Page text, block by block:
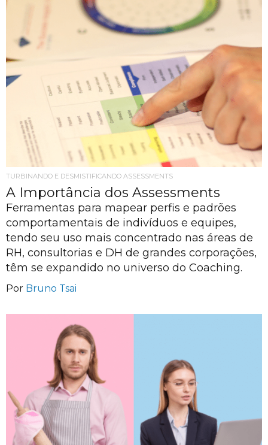
TURBINANDO E DESMISTIFICANDO ASSESSMENTS
A Importância dos Assessments
Ferramentas para mapear perfis e padrões
comportamentais de indivíduos e equipes,
tendo seu uso mais concentrado nas áreas de
RH, consultorias e DH de grandes corporações,
têm se expandido no universo do Coaching.
Por Bruno Tsai